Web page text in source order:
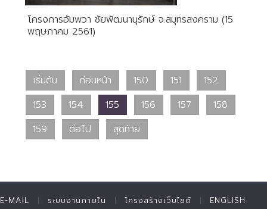
โครงการอัมพวา ชัยพัฒนานุรักษ์ จ.สมุทรสงคราม (15
พฤษภาคม 2561)
เริ่มต้น ก่อนหน้า 150 151
152
153
154 155 156 157
158
159
ต่อไป สุดท้าย
E-MAIL ระบบงานภายใน โครงสร้างเว็บไซต์ ENGLISH